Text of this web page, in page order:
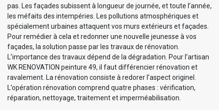
pas. Les façades subissent à longueur de journée, et toute l’année,
les méfaits des intempéries. Les pollutions atmosphériques et
spécialement urbaines attaquent vos murs extérieurs et façades.
Pour remédier à cela et redonner une nouvelle jeunesse à vos
façades, la solution passe par les travaux de rénovation.
L’importance des travaux dépend de la dégradation. Pour l’artisan
WK RENOVATION peinture 49, il faut différencier rénovation et
ravalement. La rénovation consiste à redorer l’aspect originel.
L’opération rénovation comprend quatre phases : vérification,
réparation, nettoyage, traitement et imperméabilisation.